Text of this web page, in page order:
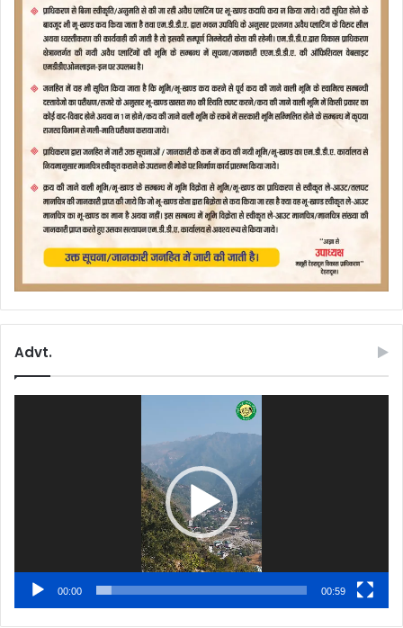
Advt.
00:00 00:59